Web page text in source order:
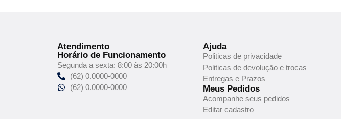
Atendimento
Horário de Funcionamento
Segunda a sexta: 8:00 às 20:00h
(62) 0.0000-0000
(62) 0.0000-0000
Ajuda
Politicas de privacidade
Politicas de devolução e trocas
Entregas e Prazos
Meus Pedidos
Acompanhe seus pedidos
Editar cadastro